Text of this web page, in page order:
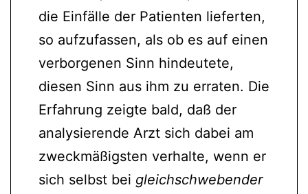
die Einfälle der Patienten lieferten,
so aufzufassen, als ob es auf einen
verborgenen Sinn hindeutete,
diesen Sinn aus ihm zu erraten. Die
Erfahrung zeigte bald, daß der
analysierende Arzt sich dabei am
zweckmäßigsten verhalte, wenn er
sich selbst bei gleichschwebender